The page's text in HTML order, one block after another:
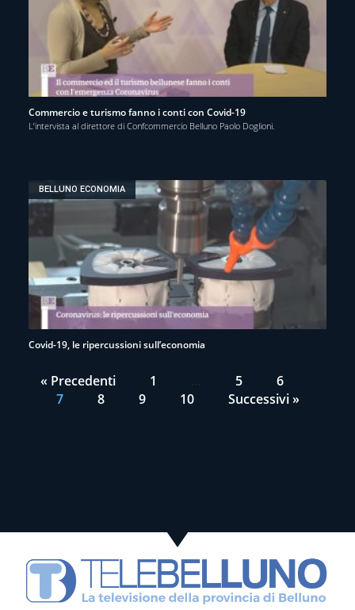
Commercio e turismo fanno i conti con Covid-19
L’intervista al direttore di Confcommercio Belluno Paolo Doglioni.
BELLUNO ECONOMIA
Covid-19, le ripercussioni sull’economia
« Precedenti 1 5
6
7
8 9 10 Successivi »